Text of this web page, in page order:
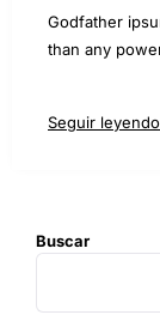
Godfather
than any
Seguir
Buscar